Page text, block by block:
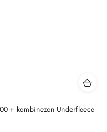
+ kombinezon Underfleece